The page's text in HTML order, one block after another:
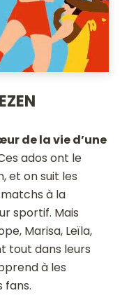
de la vie d’une
ados ont le
et on suit les
à la
sportif. Mais
Marisa, Leïla,
tout dans leurs
à les
fans.